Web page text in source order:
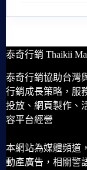
泰奇行銷 Thaikii
泰奇行銷協助台灣
行銷成長策略，服
投放、網頁製作、
容平台經營
本網站為媒體頻道
動產廣告，相關警